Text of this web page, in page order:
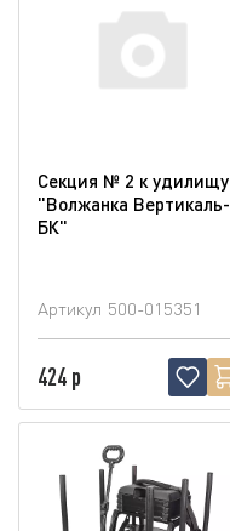
Секция № 2 к удилищу
"Волжанка Вертикаль-
БК"
Артикул 500-015351
424 р